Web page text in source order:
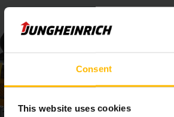
Consent
This website uses cookies